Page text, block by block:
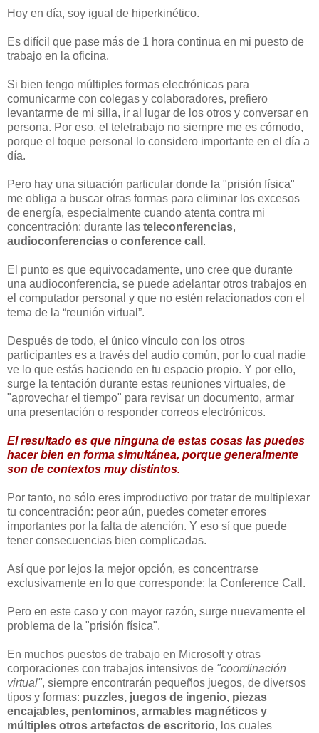
Hoy en día, soy igual de hiperkinético.
Es difícil que pase más de 1 hora continua en mi puesto de
trabajo en la oficina.
Si bien tengo múltiples formas electrónicas para
comunicarme con colegas y colaboradores, prefiero
levantarme de mi silla, ir al lugar de los otros y conversar en
persona. Por eso, el teletrabajo no siempre me es cómodo,
porque el toque personal lo considero importante en el día a
día.
Pero hay una situación particular donde la "prisión física"
me obliga a buscar otras formas para eliminar los excesos
de energía, especialmente cuando atenta contra mi
concentración: durante las teleconferencias,
audioconferencias o conference call .
El punto es que equivocadamente, uno cree que durante
una audioconferencia, se puede adelantar otros trabajos en
el computador personal y que no estén relacionados con el
tema de la “reunión virtual”.
Después de todo, el único vínculo con los otros
participantes es a través del audio común, por lo cual nadie
ve lo que estás haciendo en tu espacio propio. Y por ello,
surge la tentación durante estas reuniones virtuales, de
"aprovechar el tiempo" para revisar un documento, armar
una presentación o responder correos electrónicos.
El resultado es que ninguna de estas cosas las puedes
hacer bien en forma simultánea, porque generalmente
son de contextos muy distintos.
Por tanto, no sólo eres improductivo por tratar de multiplexar
tu concentración: peor aún, puedes cometer errores
importantes por la falta de atención. Y eso sí que puede
tener consecuencias bien complicadas.
Así que por lejos la mejor opción, es concentrarse
exclusivamente en lo que corresponde: la Conference Call.
Pero en este caso y con mayor razón, surge nuevamente el
problema de la "prisión física".
En muchos puestos de trabajo en Microsoft y otras
corporaciones con trabajos intensivos de "coordinación
virtual", siempre encontrarán pequeños juegos, de diversos
tipos y formas: puzzles, juegos de ingenio, piezas
encajables, pentominos, armables magnéticos y
múltiples otros artefactos de escritorio, los cuales